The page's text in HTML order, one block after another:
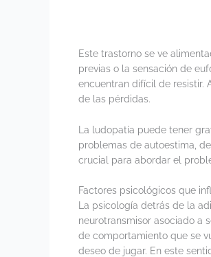
Este trastorno se ve
previas o la sensación de
encuentran difícil de resistir.
de las pérdidas.
La ludopatía puede tener
problemas de autoestima,
crucial para abordar el
Factores psicológicos que
La psicología detrás de la
neurotransmisor asociado a
de comportamiento que se
deseo de jugar. En este